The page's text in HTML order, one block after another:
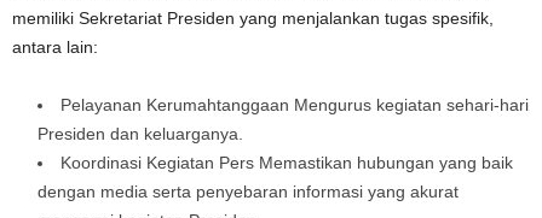
memiliki Sekretariat Presiden yang menjalankan tugas spesifik,
antara lain:
Pelayanan Kerumahtanggaan Mengurus kegiatan sehari-hari
Presiden dan keluarganya.
Koordinasi Kegiatan Pers Memastikan hubungan yang baik
dengan media serta penyebaran informasi yang akurat